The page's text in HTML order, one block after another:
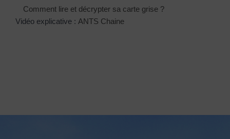
Comment lire et décrypter sa carte grise ?
Vidéo explicative : ANTS Chaine